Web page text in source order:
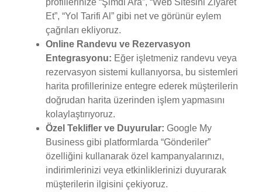
profillerinize “Şimdi Ara”, “Web Sitesini Ziyaret
Et”, “Yol Tarifi Al” gibi net ve görünür eylem
çağrıları ekliyoruz.
Online Randevu ve Rezervasyon
Entegrasyonu: Eğer işletmeniz randevu veya
rezervasyon sistemi kullanıyorsa, bu sistemleri
harita profillerinize entegre ederek müşterilerin
doğrudan harita üzerinden işlem yapmasını
kolaylaştırıyoruz.
Özel Teklifler ve Duyurular: Google My
Business gibi platformlarda “Gönderiler”
özelliğini kullanarak özel kampanyalarınızı,
indirimlerinizi veya etkinliklerinizi duyurarak
müşterilerin ilgisini çekiyoruz.